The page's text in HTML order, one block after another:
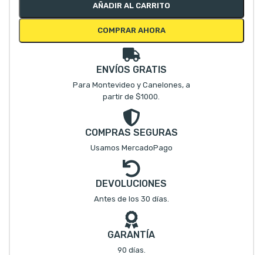
AÑADIR AL CARRITO
COMPRAR AHORA
ENVÍOS GRATIS
Para Montevideo y Canelones, a
partir de $1000.
COMPRAS SEGURAS
Usamos MercadoPago
DEVOLUCIONES
Antes de los 30 días.
GARANTÍA
90 días.